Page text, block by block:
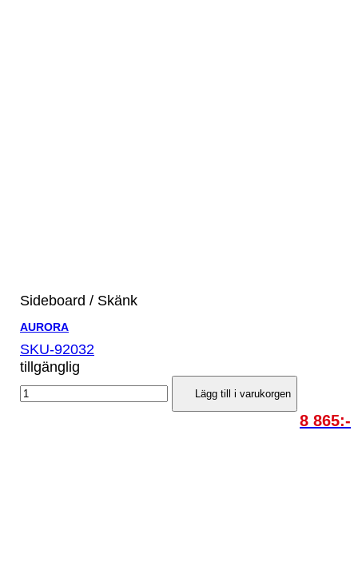
Sideboard / Skänk
AURORA
SKU-92032
tillgänglig
Lägg till i varukorgen
8 865:-